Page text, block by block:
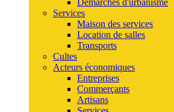
Démarches d'urbanisme
Services
Maison des services
Location de salles
Transports
Cultes
Acteurs économiques
Entreprises
Commerçants
Artisans